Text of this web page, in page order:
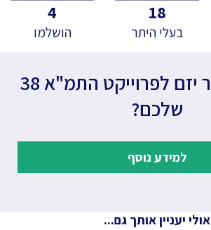
18
בעלי היתר
4
הושלמו
רוצים לבחור יזם לפרוייקט התמ"א 38
שלכם?
למידע נוסף
אולי יעניין אותך גם...